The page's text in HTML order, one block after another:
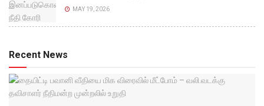
MAY 19, 2026
Recent News